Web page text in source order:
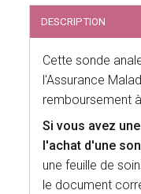
DESCRIPTION
Cette sonde
l'Assurance
remboursement
Si vous avez
l'achat d'une
une feuille de
le document